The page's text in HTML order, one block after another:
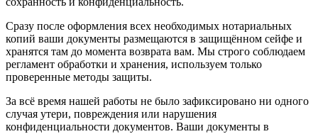
Сразу после оформления всех необходимых нотариальных
копий ваши документы размещаются в защищённом сейфе и
хранятся там до момента возврата вам. Мы строго соблюдаем
регламент обработки и хранения, используем только
проверенные методы защиты.
За всё время нашей работы не было зафиксировано ни одного
случая утери, повреждения или нарушения
конфиденциальности документов. Ваши документы в